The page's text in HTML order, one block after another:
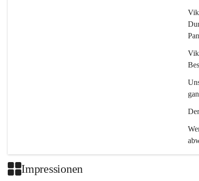
Impressionen